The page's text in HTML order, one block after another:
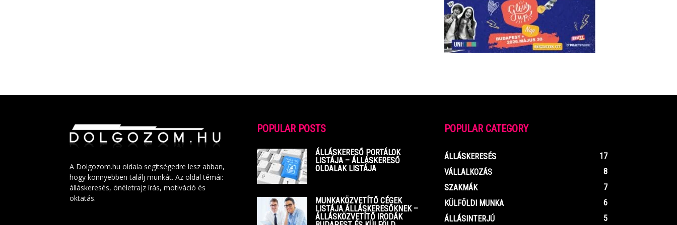
A Dolgozom.hu oldala segítségedre lesz abban,
hogy könnyebben találj munkát. Az oldal témái:
álláskeresés, önéletrajz írás, motiváció és
oktatás.
POPULAR POSTS
ÁLLÁSKERESŐ PORTÁLOK
LISTÁJA – ÁLLÁSKERESŐ
OLDALAK LISTÁJA
MUNKAKÖZVETÍTŐ CÉGEK
LISTÁJA ÁLLÁSKERESŐKNEK –
ÁLLÁSKÖZVETÍTŐ IRODÁK
POPULAR CATEGORY
ÁLLÁSKERESÉS
17
VÁLLALKOZÁS
8
SZAKMÁK
7
KÜLFÖLDI MUNKA
6
ÁLLÁSINTERJÚ
5